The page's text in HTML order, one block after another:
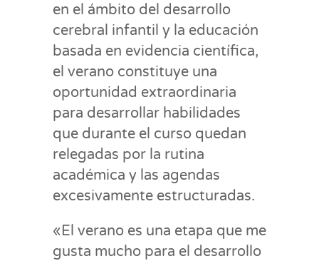
en el ámbito del desarrollo
cerebral infantil y la educación
basada en evidencia científica,
el verano constituye una
oportunidad extraordinaria
para desarrollar habilidades
que durante el curso quedan
relegadas por la rutina
académica y las agendas
excesivamente estructuradas.
«El verano es una etapa que me
gusta mucho para el desarrollo